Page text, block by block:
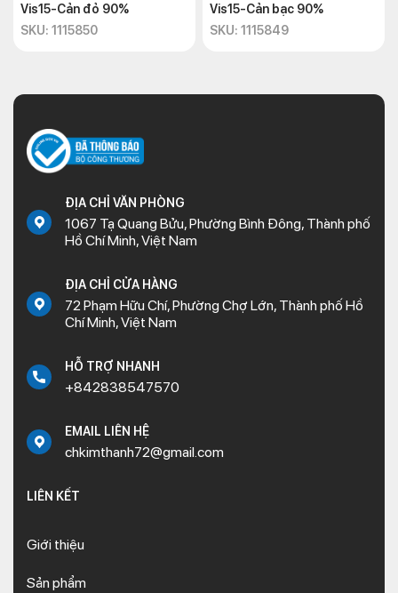
Vis15-Cản đỏ 90%
SKU: 1115850
Vis15-Cản bạc 90%
SKU: 1115849
ĐỊA CHỈ VĂN PHÒNG
1067 Tạ Quang Bửu, Phường Bình Đông, Thành phố
Hồ Chí Minh, Việt Nam
ĐỊA CHỈ CỬA HÀNG
72 Phạm Hữu Chí, Phường Chợ Lớn, Thành phố Hồ
Chí Minh, Việt Nam
HỖ TRỢ NHANH
+842838547570
EMAIL LIÊN HỆ
chkimthanh72@gmail.com
LIÊN KẾT
Giới thiệu
Sản phẩm